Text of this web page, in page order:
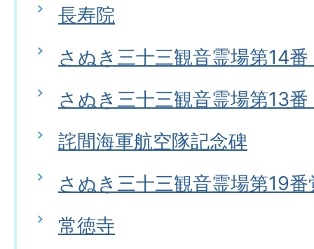
長寿院
さぬき三十三観音霊場第14
さぬき三十三観音霊場第13
詫間海軍航空隊記念碑
さぬき三十三観音霊場第19番
常徳寺